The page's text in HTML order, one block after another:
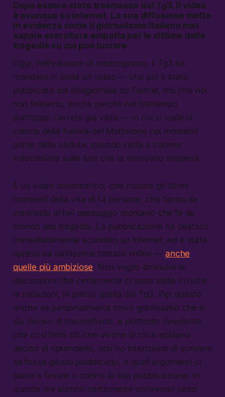
Dopo essere stato trasmesso dal Tg3, il video
è ovunque su internet. La sua diffusione mette
in evidenza come il giornalismo italiano non
sappia esercitare empatia per le vittime delle
tragedie su cui può lucrare
Oggi, nell’edizione di mezzogiorno, il Tg3 ha
mandato in onda un video — che poi è stato
pubblicato dal telegiornale su Twitter, ma che noi
non linkiamo, anche perché nel frattempo
purtroppo l’avrete già visto — in cui si vede la
cabina della funivia del Mottarone nei momenti
prima della caduta, quando inizia a correre
velocissima sulle funi che la tenevano sospesa.
È un video drammatico, che mostra gli ultimi
momenti della vita di 14 persone, che fanno da
contrasto al bel paesaggio montano che fa da
sfondo alla tragedia. La pubblicazione ha destato
immediatamente scandalo su internet, ed è stata
ripresa da tantissime testate online —anche
quelle più ambiziose. Non voglio sminuire le
discussioni che certamente ci sono state in tutte
le redazioni, in primis quella del Tg3. Per questo,
anche se personalmente trovo gravissimo che si
sia deciso di trasmetterlo, e piuttosto desolante
che così tanti siti che vivono di click abbiano
deciso di riprenderlo, non ho intenzione di scrivere
se fosse giustopubblicarlo, e quali argomenti ci
siano a favore o contro la sua pubblicazione. In
queste ore stanno certamente scrivendo pezzi